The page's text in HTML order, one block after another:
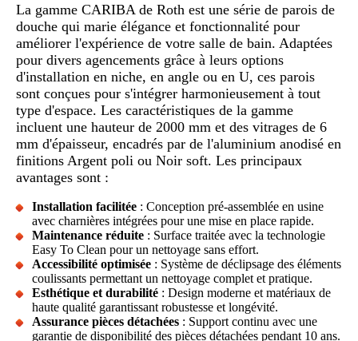
La gamme CARIBA de Roth est une série de parois de
douche qui marie élégance et fonctionnalité pour
améliorer l'expérience de votre salle de bain. Adaptées
pour divers agencements grâce à leurs options
d'installation en niche, en angle ou en U, ces parois
sont conçues pour s'intégrer harmonieusement à tout
type d'espace. Les caractéristiques de la gamme
incluent une hauteur de 2000 mm et des vitrages de 6
mm d'épaisseur, encadrés par de l'aluminium anodisé en
finitions Argent poli ou Noir soft. Les principaux
avantages sont :
Installation facilitée : Conception pré-assemblée en usine
avec charnières intégrées pour une mise en place rapide.
Maintenance réduite : Surface traitée avec la technologie
Easy To Clean pour un nettoyage sans effort.
Accessibilité optimisée : Système de déclipsage des éléments
coulissants permettant un nettoyage complet et pratique.
Esthétique et durabilité : Design moderne et matériaux de
haute qualité garantissant robustesse et longévité.
Assurance pièces détachées : Support continu avec une
garantie de disponibilité des pièces détachées pendant 10 ans.